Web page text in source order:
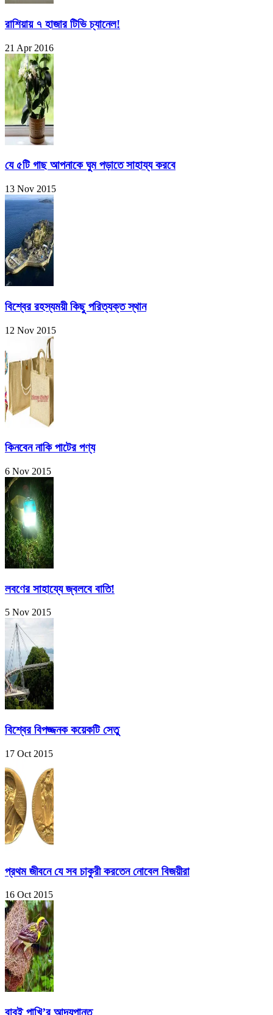
রাশিয়ায় ৭ হাজার টিভি চ্যানেল!
21 Apr 2016
যে ৫টি গাছ আপনাকে ঘুম পড়াতে সাহায্য করবে
13 Nov 2015
বিশ্বের রহস্যময়ী কিছু পরিত্যক্ত স্থান
12 Nov 2015
কিনবেন নাকি পাটের পণ্য
6 Nov 2015
লবণের সাহায্যে জ্বলবে বাতি!
5 Nov 2015
বিশ্বের বিপজ্জনক কয়েকটি সেতু
17 Oct 2015
প্রথম জীবনে যে সব চাকুরী করতেন নোবেল বিজয়ীরা
16 Oct 2015
বাবুই পাখি’র আদ্যপান্ত